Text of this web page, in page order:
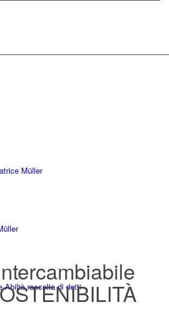
Müller
Abiltà raccolta di detti